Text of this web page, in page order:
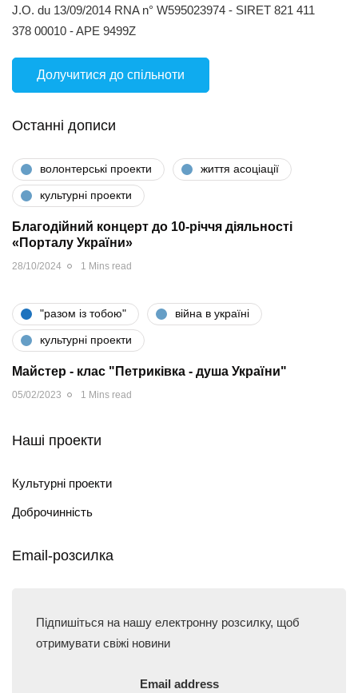
J.O. du 13/09/2014 RNA n° W595023974 - SIRET 821 411
378 00010 - APE 9499Z
Долучитися до спільноти
Останні дописи
волонтерські проекти життя асоціації
культурні проекти
Благодійний концерт до 10-річчя діяльності
«Порталу України»
28/10/2024 1 Mins read
"разом iз тобою" війна в україні
культурні проекти
Майстер - клас "Петриківка - душа України"
05/02/2023 1 Mins read
Наші проекти
Культурні проекти
Доброчинність
Email-розсилка
Підпишіться на нашу електронну розсилку, щоб
отримувати свіжі новини
Email address